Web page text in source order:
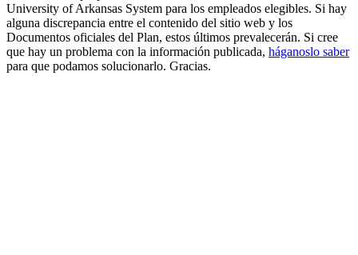
University of Arkansas System para los empleados elegibles. Si hay
alguna discrepancia entre el contenido del sitio web y los
Documentos oficiales del Plan, estos últimos prevalecerán. Si cree
que hay un problema con la información publicada, háganoslo saber
para que podamos solucionarlo. Gracias.